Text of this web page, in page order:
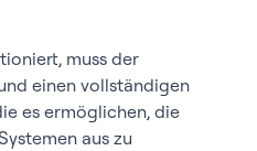
muss der
einen vollständigen
es ermöglichen, die
aus zu